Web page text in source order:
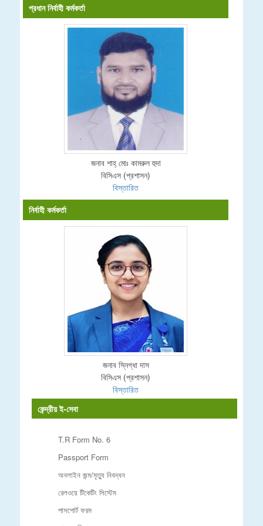
প্রধান নির্বাহী কর্মকর্তা
জনাব শাহ্ মোঃ কামরুল হুদা
বিসিএস (প্রশাসন)
বিস্তারিত
নির্বাহী কর্মকর্তা
জনাব স্নিগ্ধা দাস
বিসিএস (প্রশাসন)
বিস্তারিত
কেন্দ্রীয় ই-সেবা
T.R Form No. 6
Passport Form
অনলাইন জন্ম/মৃত্যু নিবন্ধন
রেলওয়ে টিকেটিং সিস্টেম
পাসপোর্ট ফরম